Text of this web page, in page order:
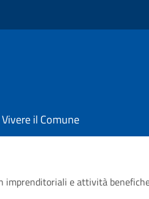
Vivere il Comune
e attività